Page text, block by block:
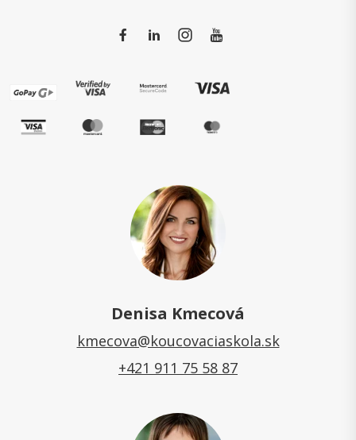
Denisa Kmecová
kmecova@koucovaciaskola.sk
+421 911 75 58 87